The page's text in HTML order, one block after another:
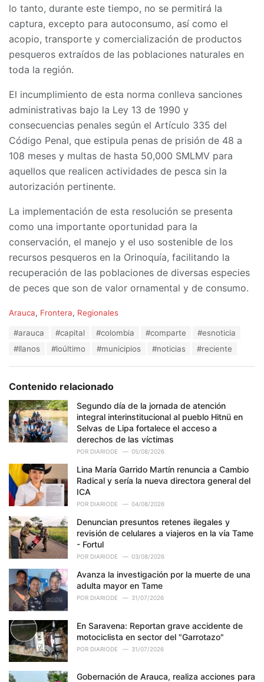
lo tanto, durante este tiempo, no se permitirá la
captura, excepto para autoconsumo, así como el
acopio, transporte y comercialización de productos
pesqueros extraídos de las poblaciones naturales en
toda la región.
El incumplimiento de esta norma conlleva sanciones
administrativas bajo la Ley 13 de 1990 y
consecuencias penales según el Artículo 335 del
Código Penal, que estipula penas de prisión de 48 a
108 meses y multas de hasta 50,000 SMLMV para
aquellos que realicen actividades de pesca sin la
autorización pertinente.
La implementación de esta resolución se presenta
como una importante oportunidad para la
conservación, el manejo y el uso sostenible de los
recursos pesqueros en la Orinoquía, facilitando la
recuperación de las poblaciones de diversas especies
de peces que son de valor ornamental y de consumo.
C
i
s
:
Arauca, Frontera, Regionales
#arauca #capital #colombia #comparte
#esnoticia
#llanos
#loúltimo #municipios #noticias #reciente
Contenido relacionado
Segundo día de la jornada de atención
integral interinstitucional al pueblo Hitnü en
Selvas de Lipa fortalece el acceso a
derechos de las víctimas
POR DIARIODE 05/08/2026
Lina María Garrido Martín renuncia a Cambio
Radical y sería la nueva directora general del
ICA
POR DIARIODE 04/08/2026
Denuncian presuntos retenes ilegales y
revisión de celulares a viajeros en la vía Tame
- Fortul
POR DIARIODE 03/08/2026
Avanza la investigación por la muerte de una
adulta mayor en Tame
POR DIARIODE 31/07/2026
En Saravena: Reportan grave accidente de
motociclista en sector del "Garrotazo"
POR DIARIODE 31/07/2026
Gobernación de Arauca, realiza acciones para